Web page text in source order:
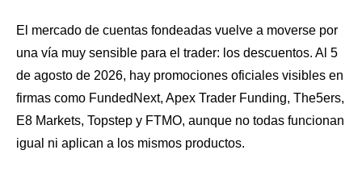
El mercado de cuentas fondeadas vuelve a moverse por
una vía muy sensible para el trader: los descuentos. Al 5
de agosto de 2026, hay promociones oficiales visibles en
firmas como FundedNext, Apex Trader Funding, The5ers,
E8 Markets, Topstep y FTMO, aunque no todas funcionan
igual ni aplican a los mismos productos.